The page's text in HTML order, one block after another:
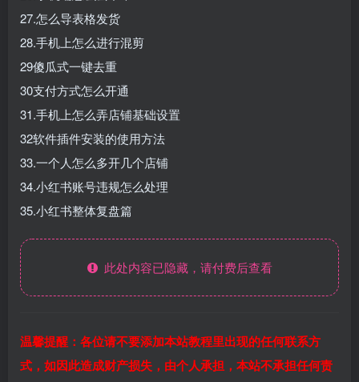
27.怎么导表格发货
28.手机上怎么进行混剪
29傻瓜式一键去重
30支付方式怎么开通
31.手机上怎么弄店铺基础设置
32软件插件安装的使用方法
33.一个人怎么多开几个店铺
34.小红书账号违规怎么处理
35.小红书整体复盘篇
此处内容已隐藏，请付费后查看
温馨提醒：各位请不要添加本站教程里出现的任何联系方
式，如因此造成财产损失，由个人承担，本站不承担任何责